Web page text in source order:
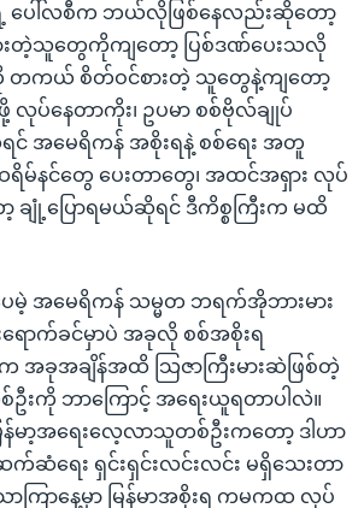
ပေါ်လစီက ဘယ်လိုဖြစ်နေလည်းဆိုတော့
တဲ့သူတွေကိုကျတော့ ပြစ်ဒဏ်ပေးသလို
တကယ် စိတ်ဝင်စားတဲ့ သူတွေနဲ့ကျတော့
ဖို့ လုပ်နေတာကိုး၊ ဥပမာ စစ်ဗိုလ်ချုပ်
င် အမေရိကန် အစိုးရနဲ့ စစ်ရေး အတူ
မ်နင်တွေ ပေးတာတွေ၊ အထင်အရှား လုပ်
ချုံ့ပြောရမယ်ဆိုရင် ဒီကိစ္စကြီးက မထိ
အမေရိကန် သမ္မတ ဘရက်အိုဘားမား
ရောက်ခင်မှာပဲ အခုလို စစ်အစိုးရ
အချိန်အထိ သြဇာကြီးမားဆဲဖြစ်တဲ့
ကို ဘာကြောင့် အရေးယူရတာပါလဲ။
န်မာ့အရေးလေ့လာသူတစ်ဦးကတော့ ဒါဟာ
က်ဆံရေး ရှင်းရှင်းလင်းလင်း မရှိသေးတာ
ကြာနေ့မှာ မြန်မာအစိုးရ ကမကထ လုပ်